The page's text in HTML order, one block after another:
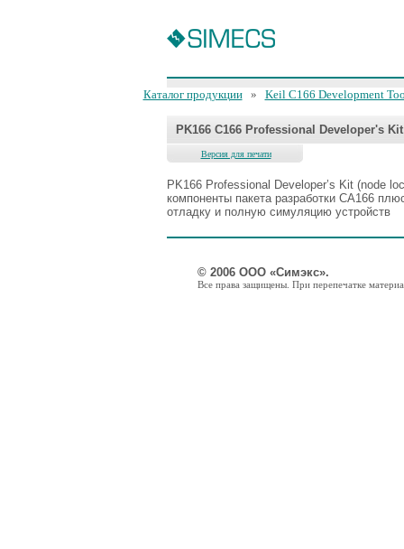
Каталог продукции» Keil C166 Development
PK166 C166 Professional Developer's Kit
Версия для печати
PK166 Professional Developer’s Kit (node
компоненты пакета разработки CA166
отладку и полную симуляцию устройств
© 2006 ООО «Симэкс».
Все права защищены. При перепечатке